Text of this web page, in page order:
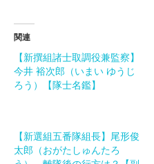
関連
【新撰組諸士取調役兼監察】
今井 裕次郎（いまい ゆうじ
ろう）【隊士名鑑】
【新選組五番隊組長】尾形俊
太郎（おがたしゅんたろ